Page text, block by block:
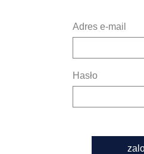
Adres e-mail
Hasło